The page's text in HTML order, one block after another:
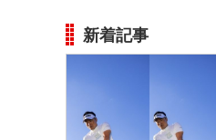
新着記事